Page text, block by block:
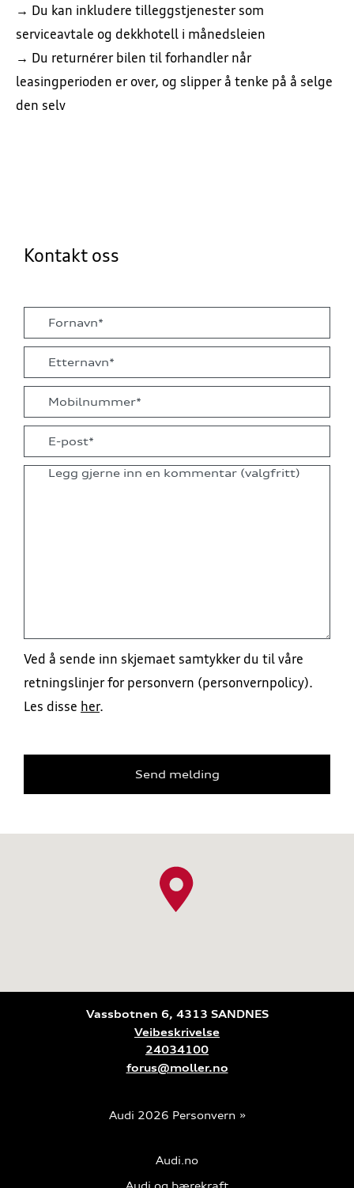
→ Du kan inkludere tilleggstjenester som
serviceavtale og dekkhotell i månedsleien
→ Du returnérer bilen til forhandler når
leasingperioden er over, og slipper å tenke på å selge
den selv
Kontakt oss
Ved å sende inn skjemaet samtykker du til våre
retningslinjer for personvern (personvernpolicy).
Les disse her.
Send melding
Vassbotnen 6, 4313 SANDNES
Veibeskrivelse
24034100
forus@moller.no
Audi 2026 Personvern
Audi.no